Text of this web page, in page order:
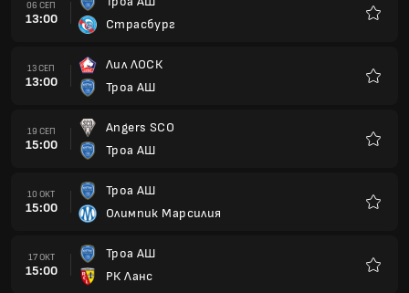
06 СЕП
13:00
Страсбург
13 СЕП
13:00
Лил ЛОСК
Троа АШ
19 СЕП
15:00
Angers SCO
Троа АШ
10 ОКТ
15:00
Троа АШ
Олимпик Марсилия
17 ОКТ
15:00
Троа АШ
РК Ланс